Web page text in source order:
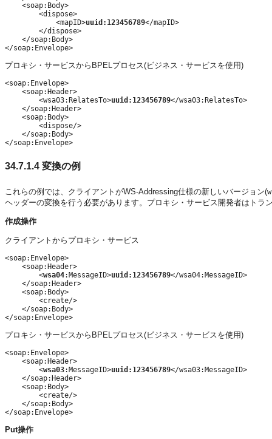
    <soap:Body>
        <dispose>
            <mapID>
uuid:123456789</mapID>
        </dispose>
    </soap:Body>
プロキシ・サービスからBPELプロセス(ビジネス・サービスを使用)
<soap:Envelope>
    <soap:Header>
        <wsa03:RelatesTo>
uuid:123456789</wsa03:RelatesTo>
    </soap:Header>
    <soap:Body>
        <dispose/>
    </soap:Body>
</soap:Envelope>
34.7.1.4 変換の例
これらの例では、クライアントがWS-Addressing仕様の新しいバージョン(
ヘッダーの変換を行う必要があります。プロキシ・サービス開発者はトラ
作成操作
クライアントからプロキシ・サービス
<soap:Envelope>
    <soap:Header>
        <
wsa04:MessageID>uuid:123456789</wsa04:MessageID>
    </soap:Header>
    <soap:Body>
        <create/>
    </soap:Body>
プロキシ・サービスからBPELプロセス(ビジネス・サービスを使用)
<soap:Envelope>
    <soap:Header>
        <
wsa03:MessageID>uuid:123456789</wsa03:MessageID>
    </soap:Header>
    <soap:Body>
        <create/>
    </soap:Body>
Put操作